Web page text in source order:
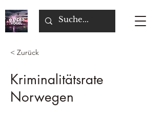
< Zurück
Kriminalitätsrate
Norwegen